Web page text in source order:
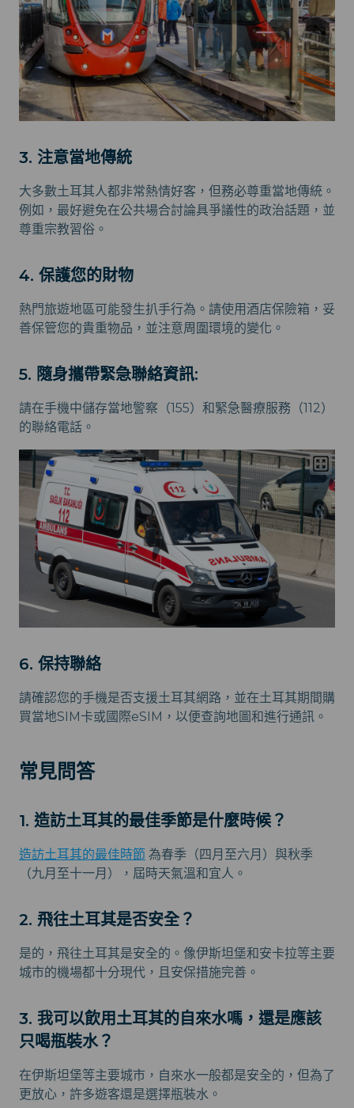
3. 注意當地傳統
大多數土耳其人都非常熱情好客，但務必尊重當地傳統。
例如，最好避免在公共場合討論具爭議性的政治話題，並
尊重宗教習俗。
4. 保護您的財物
熱門旅遊地區可能發生扒手行為。請使用酒店保險箱，妥
善保管您的貴重物品，並注意周圍環境的變化。
5. 隨身攜帶緊急聯絡資訊:
請在手機中儲存當地警察（155）和緊急醫療服務（112）
的聯絡電話。
6. 保持聯絡
請確認您的手機是否支援土耳其網路，並在土耳其期間購
買當地SIM卡或國際eSIM，以便查詢地圖和進行通訊。
常見問答
1. 造訪土耳其的最佳季節是什麼時候？
造訪土耳其的最佳時節 為春季（四月至六月）與秋季
（九月至十一月），屆時天氣溫和宜人。
2. 飛往土耳其是否安全？
是的，飛往土耳其是安全的。像伊斯坦堡和安卡拉等主要
城市的機場都十分現代，且安保措施完善。
3. 我可以飲用土耳其的自來水嗎，還是應該
只喝瓶裝水？
在伊斯坦堡等主要城市，自來水一般都是安全的，但為了
更放心，許多遊客還是選擇瓶裝水。